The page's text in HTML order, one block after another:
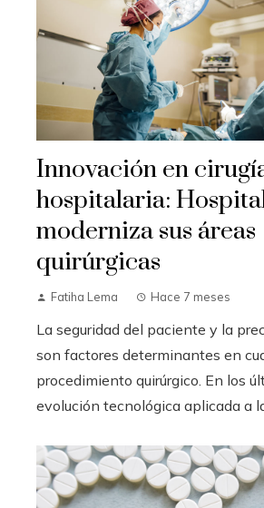
Innovación en
hospitalaria:
moderniza sus áreas
quirúrgicas
Fatiha Lema Hace 7 meses
La seguridad del paciente y la
son factores determinantes en
procedimiento quirúrgico. En los
evolución tecnológica aplicada a